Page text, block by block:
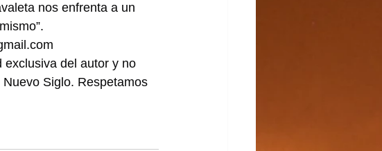
nos enfrenta a un
exclusiva del autor y no
Siglo. Respetamos